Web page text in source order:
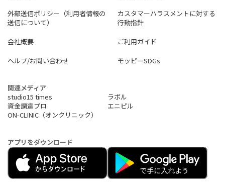
外部送信ポリシー（利用者情報の
送信について）
カスタマーハラスメントに対する
行動指針
会社概要
ご利用ガイド
ヘルプ/お問い合わせ
モッピーSDGs
関連メディア
studio15 times
ラボル
資金調達プロ
エニピル
ON-CLINIC（オンクリニック）
アプリをダウンロード